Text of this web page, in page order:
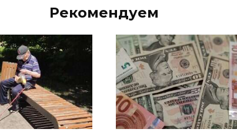
Рекомендуем